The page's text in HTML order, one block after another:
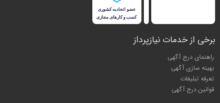
برخی از خدمات نیازپرداز
راهنمای درج آگهی
بهینه سازی آگهی
تعرفه تبلیغات
قوانین درج آگهی